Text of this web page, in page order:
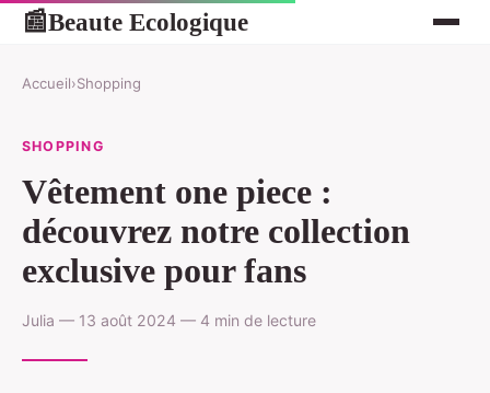
📰Beaute Ecologique
Accueil›Shopping
SHOPPING
Vêtement one piece :
découvrez notre collection
exclusive pour fans
Julia — 13 août 2024 — 4 min de lecture